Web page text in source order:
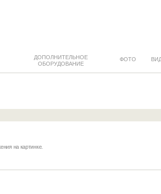
ДОПОЛНИТЕЛЬНОЕ
ОБОРУДОВАНИЕ
ФОТО
на картинке.